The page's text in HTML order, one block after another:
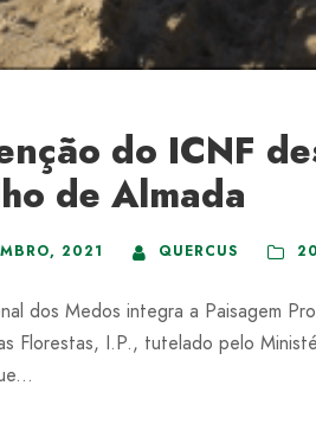
do ICNF
de Almada
2021 QUERCUS
dos Medos integra a Paisagem
Florestas, I.P., tutelado pelo